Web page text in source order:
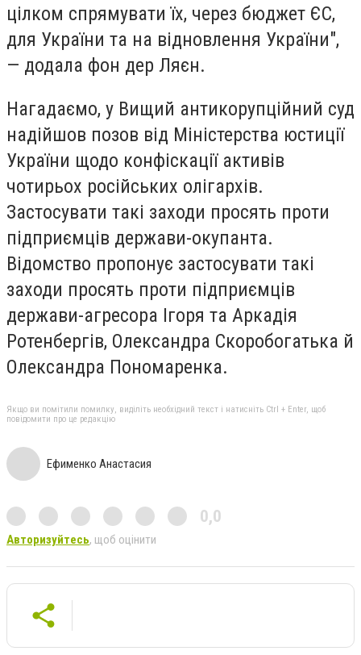
цілком спрямувати їх, через бюджет ЄС,
для України та на відновлення України",
— додала фон дер Ляєн.
Нагадаємо, у Вищий антикорупційний суд
надійшов позов від Міністерства юстиції
України щодо конфіскації активів
чотирьох російських олігархів.
Застосувати такі заходи просять проти
підприємців держави-окупанта.
Відомство пропонує застосувати такі
заходи просять проти підприємців
держави-агресора Ігоря та Аркадія
Ротенбергів, Олександра Скоробогатька й
Олександра Пономаренка.
Якщо ви помітили помилку, виділіть необхідний текст і натисніть Ctrl + Enter, щоб
повідомити про це редакцію
Ефименко Анастасия
0,0
Авторизуйтесь, щоб оцінити